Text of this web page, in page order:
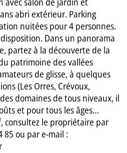
abri extérieur. Parking
nuitées pour 4 personnes.
Dans un panorama
partez à la découverte de la
patrimoine des vallées
de glisse, à quelques
(Les Orres, Crévoux,
domaines de tous niveaux, il
et pour tous les âges…
consultez le propriétaire par
85 ou par e-mail :